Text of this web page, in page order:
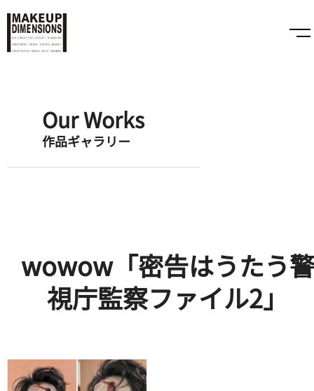
Our Works
作品ギャラリー
wowow「密告はうたう警
視庁監察ファイル2」